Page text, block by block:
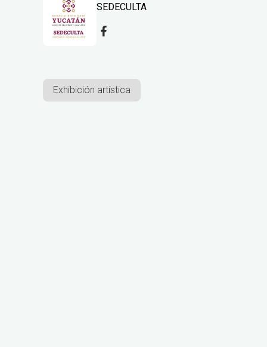
SEDECULTA
Exhibición artística